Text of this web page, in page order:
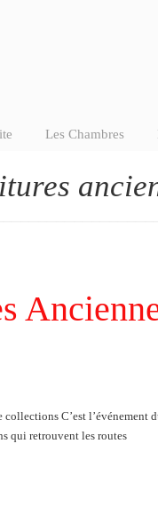
Les Chambres
C’est l’événement
qui retrouvent les routes